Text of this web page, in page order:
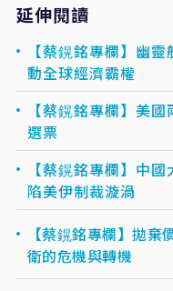
延伸閱讀
【​​​​​​​蔡鎤銘專欄】幽
動全球經濟霸權
【​​​​​​​蔡鎤銘專欄】美
選票
【​​​​​​​蔡鎤銘專欄】中
陷美伊制裁漩渦
【蔡鎤銘專欄】拋
衛的危機與轉機